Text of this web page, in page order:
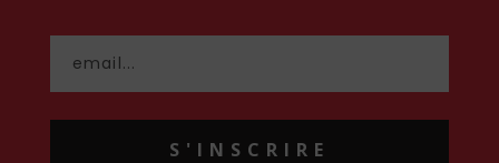
S'INSCRIRE